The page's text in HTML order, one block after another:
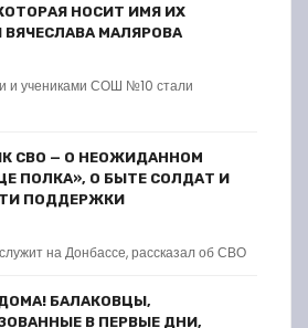
НОСИТ ИМЯ ИХ
ВЯЧЕСЛАВА МАЛЯРОВА
и учениками СОШ №10 стали
СВО — О НЕОЖИДАННОМ
ПОЛКА», О БЫТЕ СОЛДАТ И
ПОДДЕРЖКИ
на Донбассе, рассказал об СВО
БАЛАКОВЦЫ,
В ПЕРВЫЕ ДНИ,